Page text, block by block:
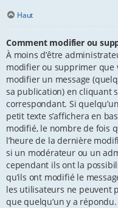
Haut
Comment modifier ou
À moins d’être
modifier ou supprimer que
modifier un message
sa publication) en cliquant
correspondant. Si
petit texte s’affichera en
modifié, le nombre de fois
l’heure de la dernière
si un modérateur ou un
cependant ils ont la
qu’ils ont modifié le
les utilisateurs ne peuvent
que quelqu’un y a répondu.